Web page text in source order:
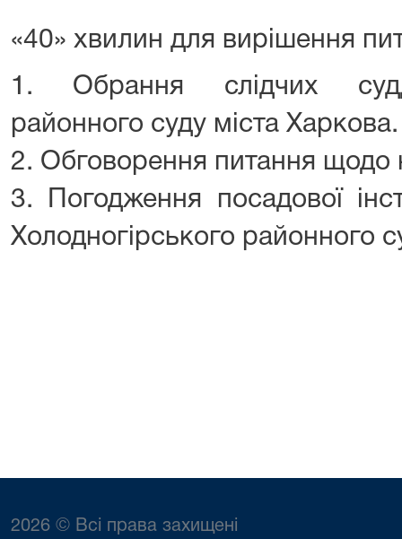
«40» хвилин для вирішення
1. Обрання слідчих
районного суду міста Харкова.
2. Обговорення питання щодо
3. Погодження посадової
Холодногірського районного
2026 © Всі права захищені